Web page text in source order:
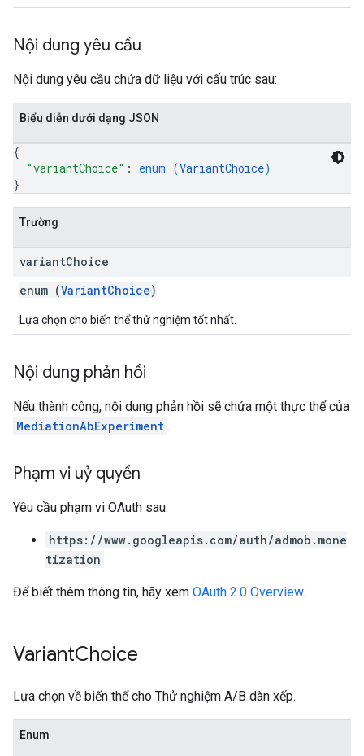
Nội dung yêu cầu
Nội dung yêu cầu chứa dữ liệu với cấu trúc sau:
Biểu diễn dưới dạng JSON
{
"variantChoice" : enum (VariantChoice)
}
Trường
variantChoice
enum (VariantChoice)
Lựa chọn cho biến thể thử nghiệm tốt nhất.
Nội dung phản hồi
Nếu thành công, nội dung phản hồi sẽ chứa một thực thể của
MediationAbExperiment .
Phạm vi uỷ quyền
Yêu cầu phạm vi OAuth sau:
https://www.googleapis.com/auth/admob.mone
tization
Để biết thêm thông tin, hãy xem OAuth 2.0 Overview.
VariantChoice
Lựa chọn về biến thể cho Thử nghiệm A/B dàn xếp.
Enum